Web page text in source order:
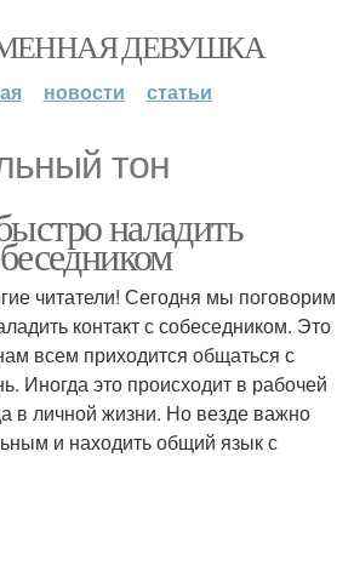
ДЕВУШКА
новости статьи
тон
наладить
читатели! Сегодня мы поговорим
контакт с собеседником. Это
всем приходится общаться с
Иногда это происходит в рабочей
в личной жизни. Но везде важно
и находить общий язык с